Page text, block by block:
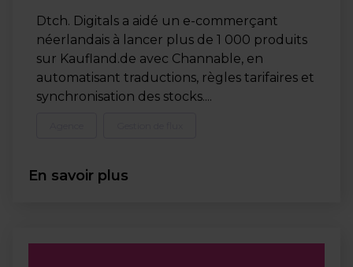
Dtch. Digitals a aidé un e-commerçant
néerlandais à lancer plus de 1 000 produits
sur Kaufland.de avec Channable, en
automatisant traductions, règles tarifaires et
synchronisation des stocks....
En savoir plus